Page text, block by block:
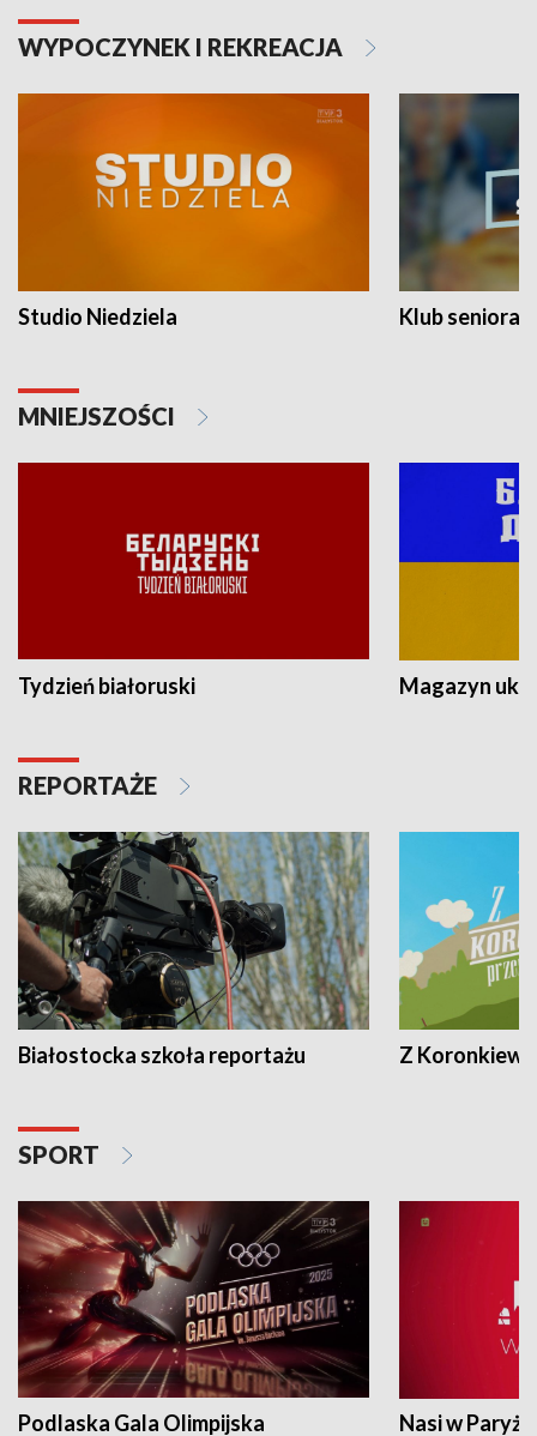
WYPOCZYNEK I REKREACJA
Studio Niedziela Klub seniora
MNIEJSZOŚCI
Tydzień białoruski Magazyn
REPORTAŻE
Białostocka szkoła reportażu Z
SPORT
Podlaska Gala Olimpijska Nasi w Paryżu